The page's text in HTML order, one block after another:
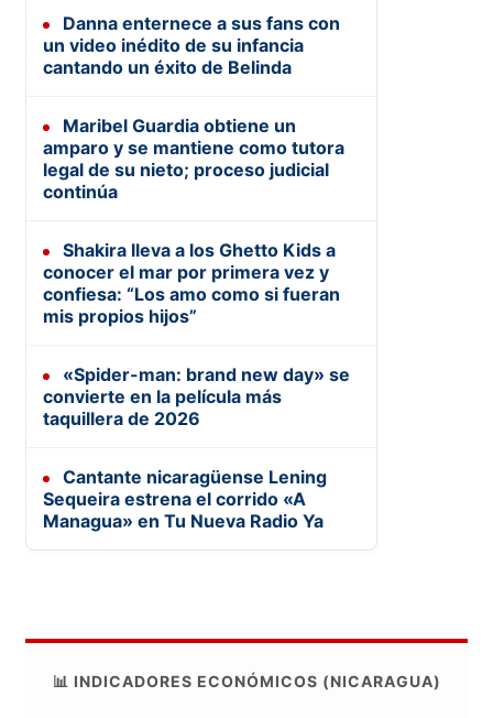
Danna enternece a sus fans con
un video inédito de su infancia
cantando un éxito de Belinda
Maribel Guardia obtiene un
amparo y se mantiene como tutora
legal de su nieto; proceso judicial
continúa
Shakira lleva a los Ghetto Kids a
conocer el mar por primera vez y
confiesa: “Los amo como si fueran
mis propios hijos”
«Spider-man: brand new day» se
convierte en la película más
taquillera de 2026
Cantante nicaragüense Lening
Sequeira estrena el corrido «A
Managua» en Tu Nueva Radio Ya
📊 INDICADORES ECONÓMICOS (NICARAGUA)